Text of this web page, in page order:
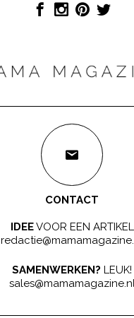
CONTACT
IDEEVOOR EEN ARTIKEL
SAMENWERKEN? LEUK!
sales@mamamagazine.nl